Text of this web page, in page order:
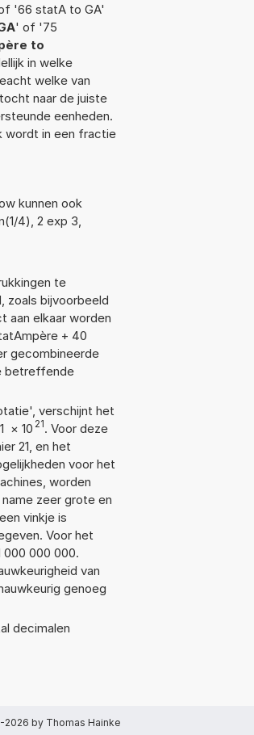
'66 statA to GA'
' of '75
to
in welke
welke van
naar de juiste
eenheden.
wordt in een fractie
kunnen ook
4), 2 exp 3,
te
zoals bijvoorbeeld
aan elkaar worden
+ 40
gecombineerde
betreffende
verschijnt het
× 10 21. Voor deze
21, en het
voor het
worden
name zeer grote en
vinkje is
Voor het
000 000 000.
van
genoeg
decimalen
by Thomas Hainke